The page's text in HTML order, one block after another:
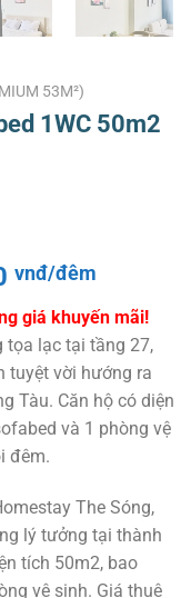
53M²)
1WC 50m2
vnđ/
vnđ/đêm
hiện
tại
là:
đêm.
giá khuyến mãi!
tọa lạc tại tầng 27,
tuyệt vời hướng ra
Tàu. Căn hộ có diện
và 1 phòng vệ
đêm.
The Sóng,
lý tưởng tại thành
tích 50m2, bao
vệ sinh. Giá thuê